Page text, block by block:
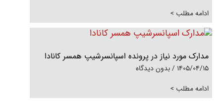
ادامه مطلب >
مدارک مورد نیاز در پرونده اسپانسرشیپ همسر کانادا
1405/04/15
بدون دیدگاه
ادامه مطلب >